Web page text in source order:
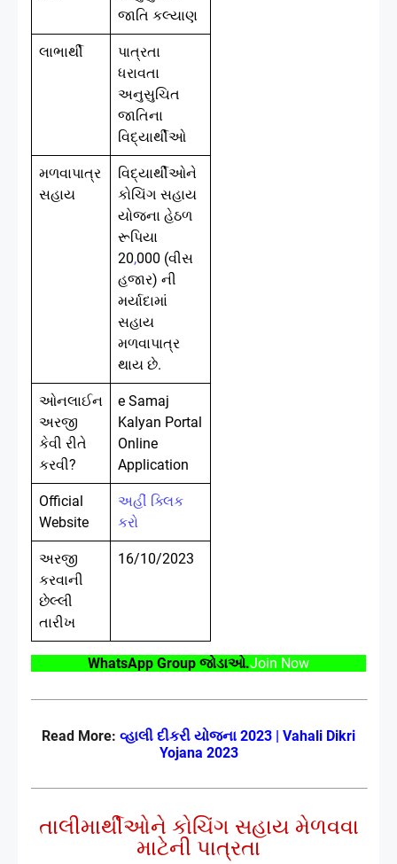
જાતિ કલ્યાણ
લાભાર્થી
પાત્રતા
ધરાવતા
અનુસુચિત
જાતિના
વિદ્યાર્થીઓ
મળવાપાત્ર
સહાય
વિદ્યાર્થીઓને
કોચિંગ સહાય
યોજના હેઠળ
રૂપિયા
20,000 (વીસ
હજાર) ની
મર્યાદામાં
સહાય
મળવાપાત્ર
થાય છે.
ઓનલાઈન
અરજી
કેવી રીતે
કરવી?
e Samaj
Kalyan Portal
Online
Application
Official
Website
અહીં ક્લિક
કરો
અરજી
કરવાની
છેલ્લી
તારીખ
16/10/2023
WhatsApp Group જોડાઓ.Join Now
Read More: વ્હાલી દીકરી યોજના 2023 | Vahali Dikri
Yojana 2023
તાલીમાર્થીઓને કોચિંગ સહાય મેળવવા
માટેની પાત્રતા